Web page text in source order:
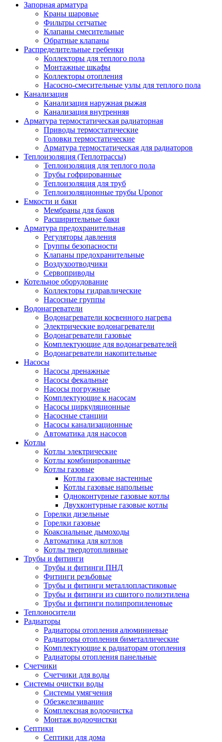
Запорная арматура
Краны шаровые
Фильтры сетчатые
Клапаны смесительные
Обратные клапаны
Распределительные гребенки
Коллекторы для теплого пола
Монтажные шкафы
Коллекторы отопления
Насосно-смесительные узлы для теплого пола
Канализация
Канализация наружная рыжая
Канализация внутренняя
Арматура термостатическая радиаторная
Приводы термостатические
Головки термостатические
Арматура термостатическая для радиаторов
Теплоизоляция (Теплотрассы)
Теплоизоляция для теплого пола
Трубы гофрированные
Теплоизоляция для труб
Теплоизоляционные трубы Uponor
Емкости и баки
Мембраны для баков
Расширительные баки
Арматура предохранительная
Регуляторы давления
Группы безопасности
Клапаны предохранительные
Воздухоотводчики
Сервоприводы
Котельное оборудование
Коллекторы гидравлические
Насосные группы
Водонагреватели
Водонагреватели косвенного нагрева
Электрические водонагреватели
Водонагреватели газовые
Комплектующие для водонагревателей
Водонагреватели накопительные
Насосы
Насосы дренажные
Насосы фекальные
Насосы погружные
Комплектующие к насосам
Насосы циркуляционные
Насосные станции
Насосы канализационные
Автоматика для насосов
Котлы
Котлы электрические
Котлы комбинированные
Котлы газовые
Котлы газовые настенные
Котлы газовые напольные
Одноконтурные газовые котлы
Двухконтурные газовые котлы
Горелки дизельные
Горелки газовые
Коаксиальные дымоходы
Автоматика для котлов
Котлы твердотопливные
Трубы и фитинги
Трубы и фитинги ПНД
Фитинги резьбовые
Трубы и фитинги металлопластиковые
Трубы и фитинги из сшитого полиэтилена
Трубы и фитинги полипропиленовые
Теплоносители
Радиаторы
Радиаторы отопления алюминиевые
Радиаторы отопления биметаллические
Комплектующие к радиаторам отопления
Радиаторы отопления панельные
Cчетчики
Счетчики для воды
Системы очистки воды
Системы умягчения
Обезжелезивание
Комплексная водоочистка
Монтаж водоочистки
Септики
Септики для дома